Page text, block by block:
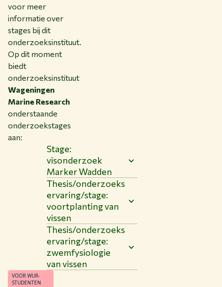
voor meer
informatie over
stages bij dit
onderzoeksinstituut.
Op dit moment
biedt
onderzoeksinstituut
Wageningen
Marine Research
onderstaande
onderzoekstages
aan:
Stage:
visonderzoek
Marker Wadden
Thesis/onderzoeks
ervaring/stage:
voortplanting van
vissen
Thesis/onderzoeks
ervaring/stage:
zwemfysiologie
van vissen
VOOR WUR-
STUDENTEN